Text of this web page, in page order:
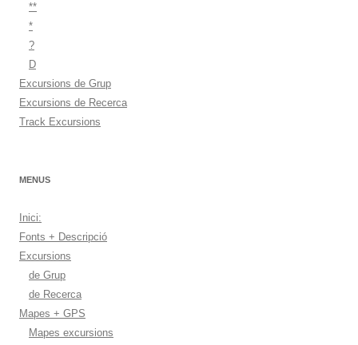
**
*
?
D
Excursions de Grup
Excursions de Recerca
Track Excursions
MENUS
Inici:
Fonts + Descripció
Excursions
de Grup
de Recerca
Mapes + GPS
Mapes excursions